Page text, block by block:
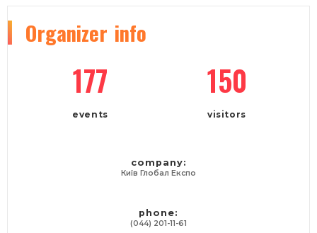
Organizer info
177
events
150
visitors
company:
Київ Глобал Експо
phone:
(044) 201-11-61